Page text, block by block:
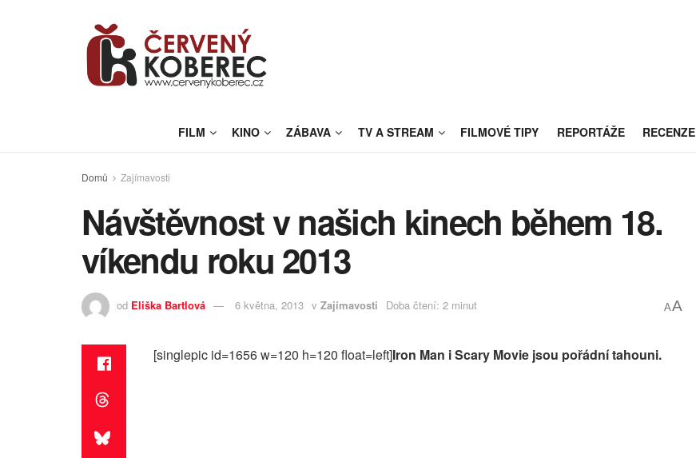
FILM KINO ZÁBAVA TV A STREAM FILMOVÉ TIPY REPORTÁŽE RECENZE
Domů Zajímavosti
Návštěvnost v našich kinech během 18.
víkendu roku 2013
od Eliška Bartlová 6 května, 2013 v Zajímavosti Doba čtení: 2 minut AA
[singlepic id=1656 w=120 h=120 float=left]Iron Man i Scary Movie jsou pořádní tahouni.